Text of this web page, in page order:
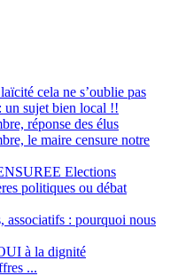
cela ne s’oublie pas
un sujet bien local !!
réponse des élus
le maire censure notre
Elections
politiques ou débat
associatifs : pourquoi nous
à la dignité
...